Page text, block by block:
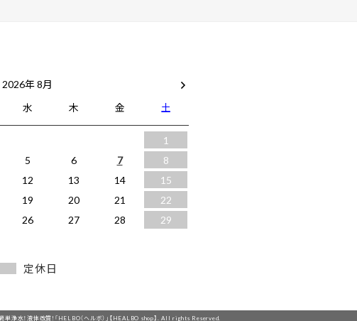
2026年 8月
水 木 金 土
1
5 6 7
8
12 13 14
15
19 20 21
22
26 27 28
29
定休日
浄水！液体改質!「HELBO（ヘルボ）」【HEALBO shop】. All rights Reserved.